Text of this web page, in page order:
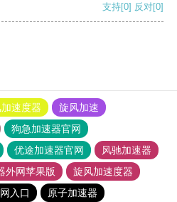
支持[0] 反对[0]
速度器
旋风加速
狗急加速器官网
优途加速器官网
风驰加速器
外网苹果版
旋风加速度器
入口
原子加速器